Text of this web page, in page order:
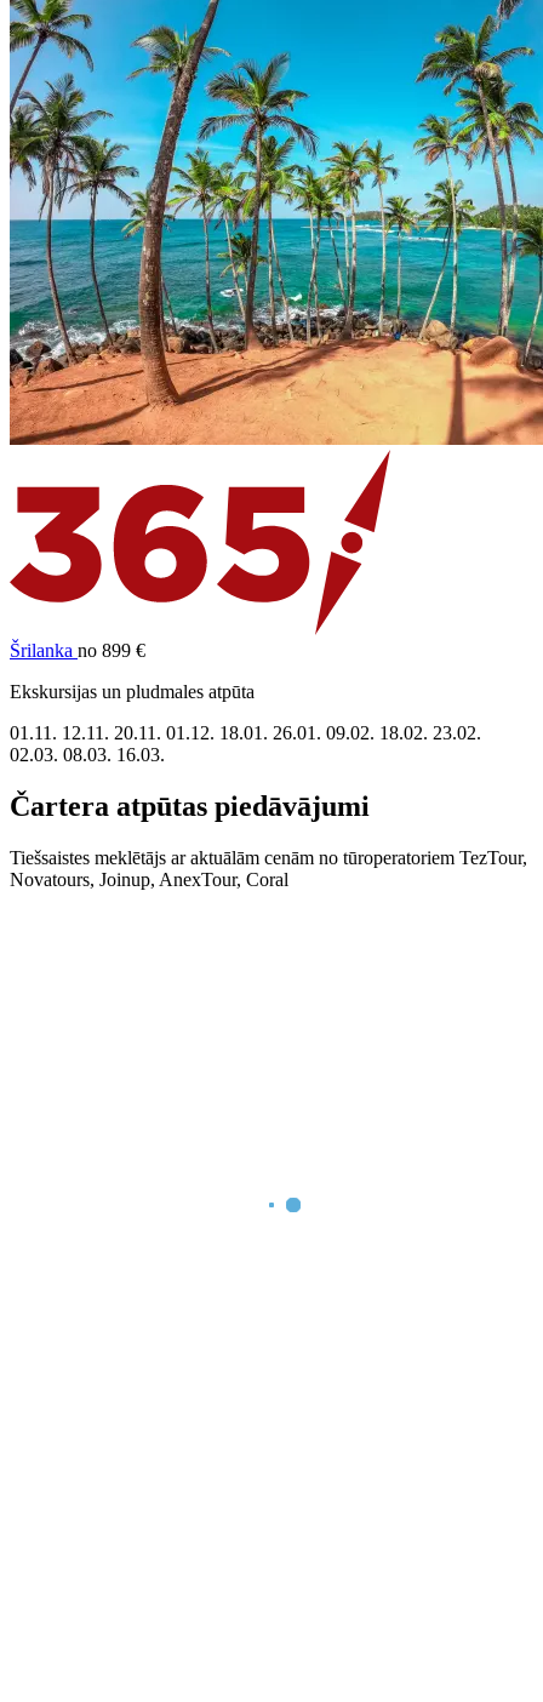
Šrilanka no 899 €
Ekskursijas un pludmales atpūta
01.11. 12.11. 20.11. 01.12. 18.01. 26.01. 09.02. 18.02. 23.02.
02.03. 08.03. 16.03.
Čartera atpūtas piedāvājumi
Tiešsaistes meklētājs ar aktuālām cenām no tūroperatoriem TezTour,
Novatours, Joinup, AnexTour, Coral